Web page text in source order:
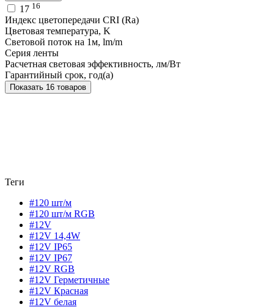
17 16
Индекс цветопередачи CRI (Ra)
Цветовая температура, K
Световой поток на 1м, lm/m
Серия ленты
Расчетная световая эффективность, лм/Вт
Гарантийный срок, год(а)
Показать 16 товаров
Теги
#120 шт/м
#120 шт/м RGB
#12V
#12V 14,4W
#12V IP65
#12V IP67
#12V RGB
#12V Герметичные
#12V Красная
#12V белая